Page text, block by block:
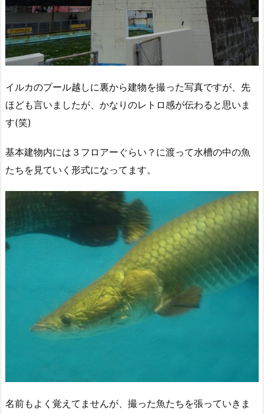
イルカのプール越しに裏から建物を撮った写真ですが、先
ほども言いましたが、かなりのレトロ感が伝わると思いま
す(笑)
基本建物内には３フロアーぐらい？に渡って水槽の中の魚
たちを見ていく形式になってます。
名前もよく覚えてませんが、撮った魚たちを張っていきま